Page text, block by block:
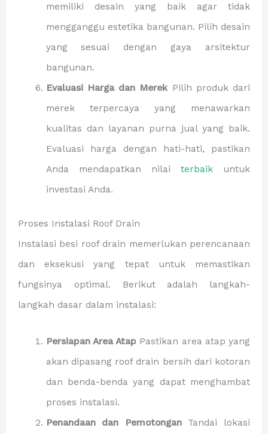
memiliki desain yang baik agar tidak
mengganggu estetika bangunan. Pilih desain
yang sesuai dengan gaya arsitektur
bangunan.
Evaluasi Harga dan Merek Pilih produk dari
merek terpercaya yang menawarkan
kualitas dan layanan purna jual yang baik.
Evaluasi harga dengan hati-hati, pastikan
Anda mendapatkan nilai terbaikuntuk
investasi Anda.
Proses Instalasi Roof Drain
Instalasi besi roof drain memerlukan perencanaan
dan eksekusi yang tepat untuk memastikan
fungsinya optimal. Berikut adalah langkah-
langkah dasar dalam instalasi:
Persiapan Area Atap Pastikan area atap yang
akan dipasang roof drain bersih dari kotoran
dan benda-benda yang dapat menghambat
proses instalasi.
Penandaan dan PemotonganTandai lokasi